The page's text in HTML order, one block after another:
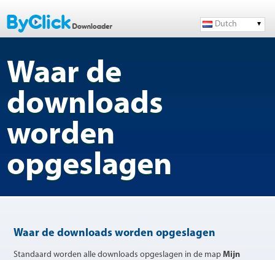
Dutch
Waar de
downloads
worden
opgeslagen
Waar de downloads worden opgeslagen
Standaard worden alle downloads opgeslagen in de mapMijn